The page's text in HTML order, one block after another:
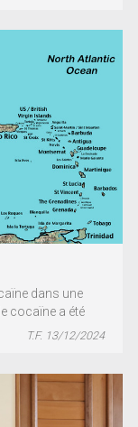
dans une
cocaïne a été
T.F. 13/12/2024